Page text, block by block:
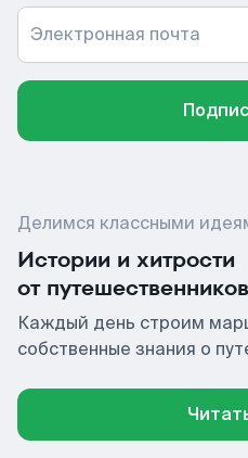
Электронная почта
Делимся классными
Истории и хитрости
от путешественников
Каждый день строим
собственные знания о